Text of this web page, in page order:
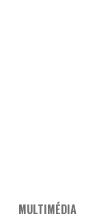
MULTIMÉDIA